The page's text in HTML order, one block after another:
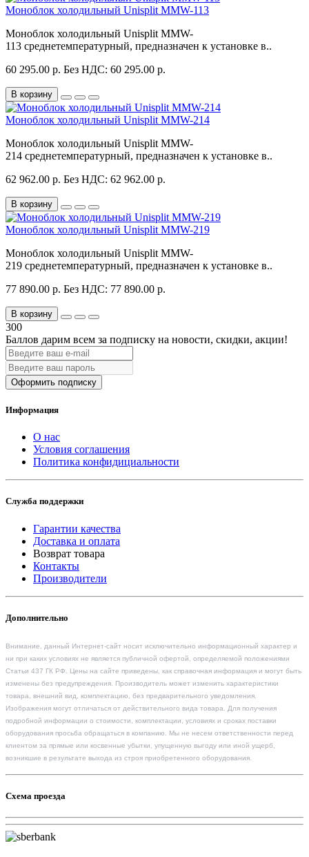
Моноблок холодильный Unisplit MMW-113
Моноблок холодильный Unisplit MMW-
113 среднетемпературный, предназначен к установке в..
60 295.00 р. Без НДС: 60 295.00 р.
В корзину
Моноблок холодильный Unisplit MMW-214
Моноблок холодильный Unisplit MMW-
214 среднетемпературный, предназначен к установке в..
62 962.00 р. Без НДС: 62 962.00 р.
В корзину
Моноблок холодильный Unisplit MMW-219
Моноблок холодильный Unisplit MMW-
219 среднетемпературный, предназначен к установке в..
77 890.00 р. Без НДС: 77 890.00 р.
В корзину
300
Баллов дарим всем за подписку на новости, скидки, акции!
Оформить подписку
Информация
О нас
Условия соглашения
Политика конфидициальности
Служба поддержки
Гарантии качества
Доставка и оплата
Возврат товара
Контакты
Производители
Дополнительно
Внимание, данный Интернет-сайт носит исключительно информационный характер и
ни при каких условиях не является публичной офертой, определяемой положениями
Статьи 437 ГК РФ. Цены на сайте приведены, как справочная информация и могут быть
изменены без предупреждения. Производитель может изменить характеристики
товара, внешний вид, комплектацию, без предварительного уведомления.
Изображения могут отличаться от действительного вида товара. Для получения
подробной информации о стоимости, комплектации, условиях и сроках поставки
оборудования просьба обращаться в компанию. Мы не несем ответственности перед
клиентом за прямые или косвенные убытки, упущенную выгоду или иной ущерб,
возникшие в результате выхода из строя приобретенного оборудования.
Схема проезда